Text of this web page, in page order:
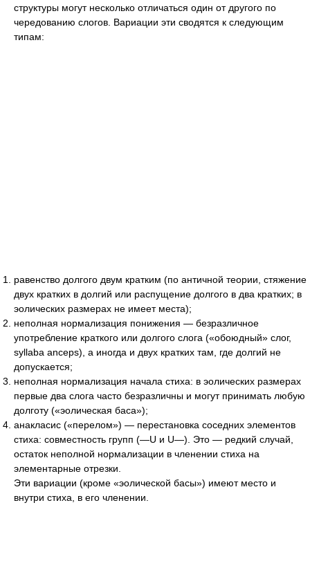
структуры могут несколько отличаться один от другого по
чередованию слогов. Вариации эти сводятся к следующим
типам:
равенство долгого двум кратким (по античной теории, стяжение
двух кратких в долгий или распущение долгого в два кратких; в
эолических размерах не имеет места);
неполная нормализация понижения — безразличное
употребление краткого или долгого слога («обоюдный» слог,
syllaba anceps), а иногда и двух кратких там, где долгий не
допускается;
неполная нормализация начала стиха: в эолических размерах
первые два слога часто безразличны и могут принимать любую
долготу («эолическая баса»);
анакласис («перелом») — перестановка соседних элементов
стиха: совместность групп (—U и U—). Это — редкий случай,
остаток неполной нормализации в членении стиха на
элементарные отрезки.
Эти вариации (кроме «эолической басы») имеют место и
внутри стиха, в его членении.